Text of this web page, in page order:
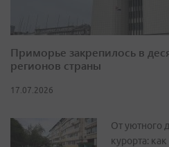
Приморье закрепилось в
регионов страны
17.07.2026
От уютного
курорта: